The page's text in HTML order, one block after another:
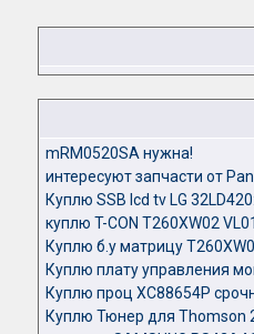
mRM0520SA нужна!
интересуют запчасти от
Куплю SSB lcd tv LG
куплю T-CON T260XW02
Куплю б.у матрицу
Куплю плату управления
Куплю проц ХС88654Р
Куплю Тюнер для Thomson